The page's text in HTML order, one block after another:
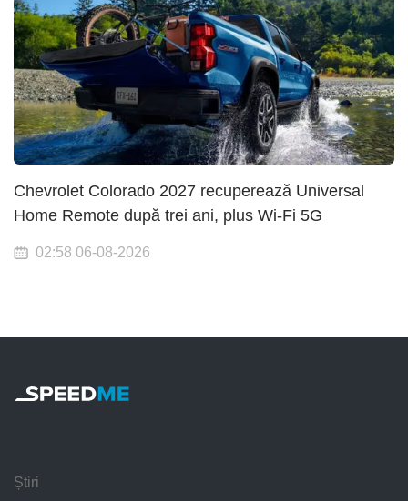
Chevrolet Colorado 2027 recuperează Universal
Home Remote după trei ani, plus Wi-Fi 5G
02:58 06-08-2026
Știri